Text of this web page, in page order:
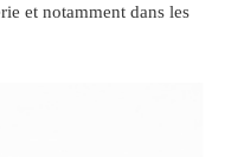
et notamment dans les